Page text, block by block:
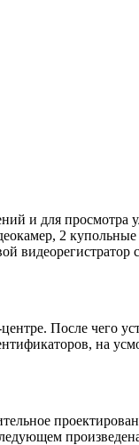
и для просмотра
2
видеорегистратор
После чего
на